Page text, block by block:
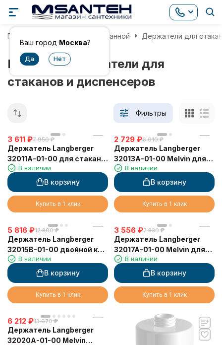
Ваш город Москва?
Главная Аксессуары для ванной Держатели для
Немецкие держатели для
стаканов и диспенсеров
Фильтры
3 611 ₽7 950 ₽
Держатель Langberger
32011A-01-00 для стакана
или диспенсера
одинарный к стене
В наличии
В корзину
Купить в 1 клик
2 729 ₽6 010 ₽
Держатель Langberger
32013A-01-00 Melvin для
стакана или диспенсера
одинарный настольный
В наличии
В корзину
Купить в 1 клик
5 816 ₽12 800 ₽
Держатель Langberger
32015B-01-00 двойной к
стене с полкой
(мыльница, стакан,
диспенсер)
В наличии
В корзину
Купить в 1 клик
3 556 ₽7 830 ₽
Держатель Langberger
32017A-01-00 Melvin для
стаканов двойной
В наличии
В корзину
Купить в 1 клик
6 212 ₽13 670 ₽
Держатель Langberger
32020A-01-00 Melvin